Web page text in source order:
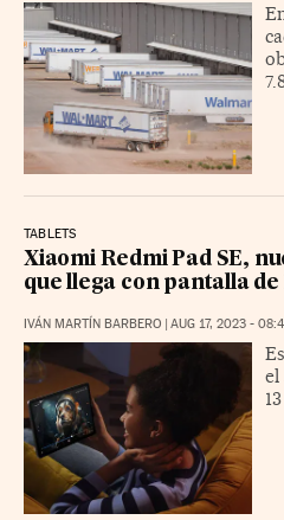
TABLETS
Xiaomi Redmi Pad SE,
que llega con pantalla de
IVÁN MARTÍN BARBERO | AUG 17, 2023 -
el
13